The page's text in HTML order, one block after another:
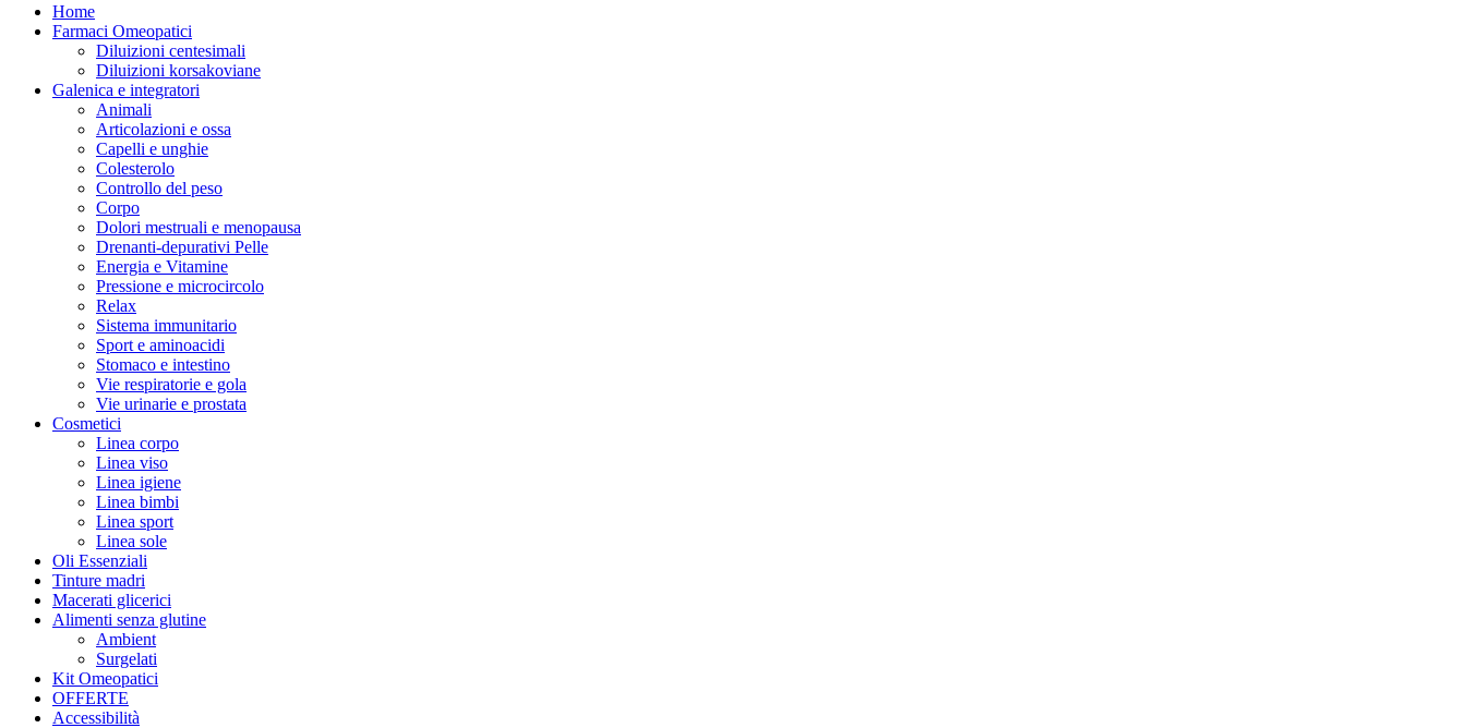
Home
Farmaci Omeopatici
Diluizioni centesimali
Diluizioni korsakoviane
Galenica e integratori
Animali
Articolazioni e ossa
Capelli e unghie
Colesterolo
Controllo del peso
Corpo
Dolori mestruali e menopausa
Drenanti-depurativi Pelle
Energia e Vitamine
Pressione e microcircolo
Relax
Sistema immunitario
Sport e aminoacidi
Stomaco e intestino
Vie respiratorie e gola
Vie urinarie e prostata
Cosmetici
Linea corpo
Linea viso
Linea igiene
Linea bimbi
Linea sport
Linea sole
Oli Essenziali
Tinture madri
Macerati glicerici
Alimenti senza glutine
Ambient
Surgelati
Kit Omeopatici
OFFERTE
Accessibilità